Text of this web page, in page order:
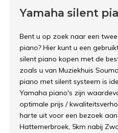
Yamaha silent
Bent u op zoek naar een
piano? Hier kunt u een
silent piano kopen met de
zoals u van Muziekhuis
piano met silent systeem is
Yamaha piano's zijn
optimale prijs /
harte uit voor een bezoek
Hattemerbroek, 5km nabij